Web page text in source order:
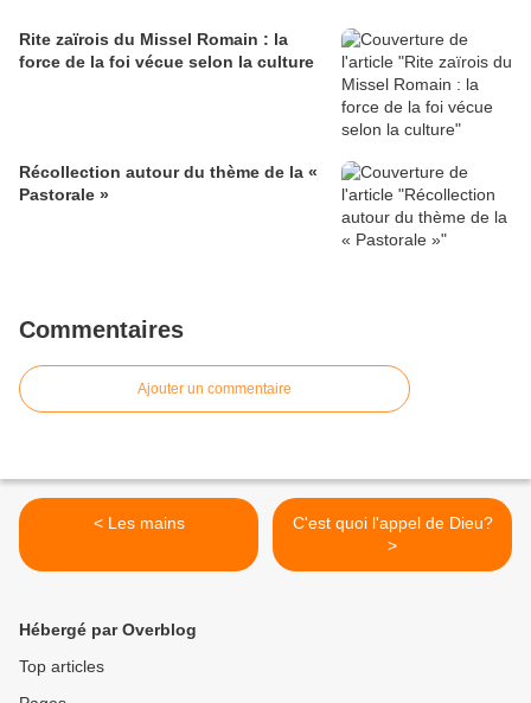
Rite zaïrois du Missel Romain : la
force de la foi vécue selon la culture
Récollection autour du thème de la «
Pastorale »
Commentaires
Ajouter un commentaire
< Les mains
C'est quoi l'appel de Dieu?
>
Hébergé par Overblog
Top articles